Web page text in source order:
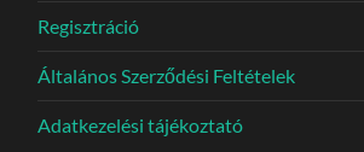
Regisztráció
Általános Szerződési Feltételek
Adatkezelési tájékoztató